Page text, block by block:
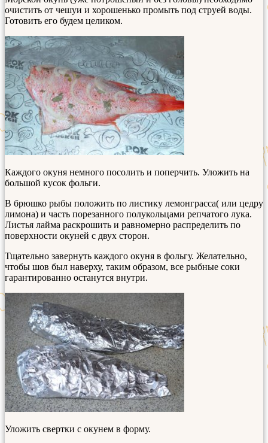
очистить от чешуи и хорошенько промыть под струей воды.
Готовить его будем целиком.
Каждого окуня немного посолить и поперчить. Уложить на
большой кусок фольги.
В брюшко рыбы положить по листику лемонграсса( или цедру
лимона) и часть порезанного полукольцами репчатого лука.
Листья лайма раскрошить и равномерно распределить по
поверхности окуней с двух сторон.
Тщательно завернуть каждого окуня в фольгу. Желательно,
чтобы шов был наверху, таким образом, все рыбные соки
гарантированно останутся внутри.
Уложить свертки с окунем в форму.